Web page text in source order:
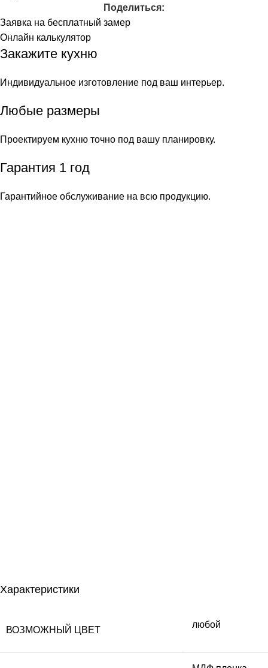
Поделиться:
Заявка на бесплатный замер
Онлайн калькулятор
Закажите кухню
Индивидуальное изготовление под ваш интерьер.
Любые размеры
Проектируем кухню точно под вашу планировку.
Гарантия 1 год
Гарантийное обслуживание на всю продукцию.
Характеристики
ВОЗМОЖНЫЙ ЦВЕТ
любой